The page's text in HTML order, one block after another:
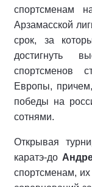
спортсменам
Арзамасской
срок, за
достигнуть
спортсменов
Европы,
победы на
сотнями.
Открывая
каратэ-до
спортсменам,